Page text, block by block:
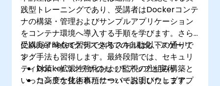
践型トレーニングであり、受講者はDockerコンテ
ナの構築・管理およびサンプルアプリケーション
をコンテナ環境へ導入する手順を学びます。さら
にKubernetesクラスタ内での自動化・スケーリ
ング手法も習得します。最終段階では、セキュリ
ティ対策・拡張性強化および監視の仕組み構築と
いった高度な技術事項について説明いたします。
受講完了時点で習得できるスキルは以下の通りで
す：
Dockerコンテナのセットアップと実行
コンテナ化されたサーバーおよびウェブアプ